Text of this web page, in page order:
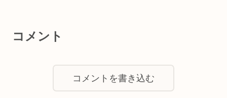
コメント
コメントを書き込む